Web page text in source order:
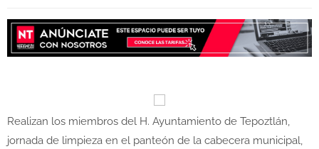
Realizan los miembros del H. Ayuntamiento de Tepoztlán,
jornada de limpieza en el panteón de la cabecera municipal,